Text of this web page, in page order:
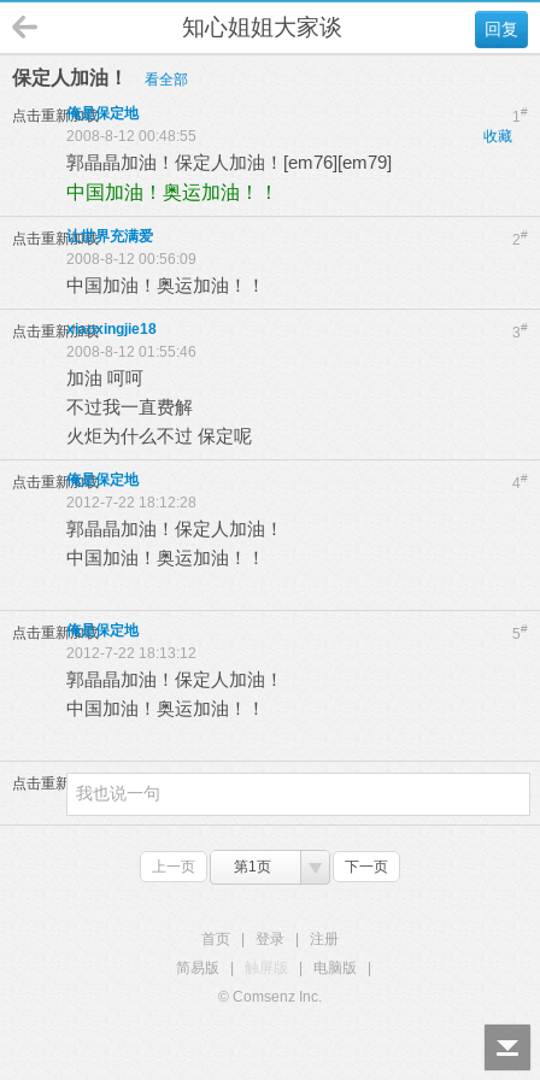
回复
知心姐姐大家谈
保定人加油！ 看全部
点击重新加载 1#
俺是保定地
收藏
2008-8-12 00:48:55
郭晶晶加油！保定人加油！[em76][em79]
中国加油！奥运加油！！
点击重新加载 2#
让世界充满爱
2008-8-12 00:56:09
中国加油！奥运加油！！
点击重新加载 3#
xiaoxingjie18
2008-8-12 01:55:46
加油 呵呵
不过我一直费解
火炬为什么不过 保定呢
点击重新加载 4#
俺是保定地
2012-7-22 18:12:28
郭晶晶加油！保定人加油！
中国加油！奥运加油！！
点击重新加载 5#
俺是保定地
2012-7-22 18:13:12
郭晶晶加油！保定人加油！
中国加油！奥运加油！！
点击重新加载
上一页 第1页 下一页
首页 登录
注册
简易版
触屏版 电脑版
© Comsenz Inc.